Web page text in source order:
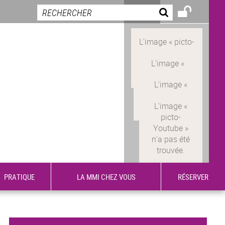
PRATIQUE LA MMI CHEZ VOUS RÉSERVER